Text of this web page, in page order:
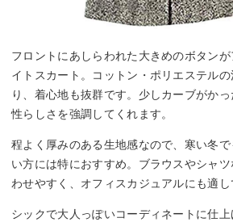
フロントにあしらわれた大きめのボタン
イトスカート。コットン・ポリエステル
り、着心地も抜群です。少しカーブがか
性らしさを強調してくれます。
程よく厚みのある生地感なので、寒い冬
い方には特におすすめ。ブラウスやシャ
わせやすく、オフィスカジュアルにも適し
シックで大人っぽいコーディネートに仕